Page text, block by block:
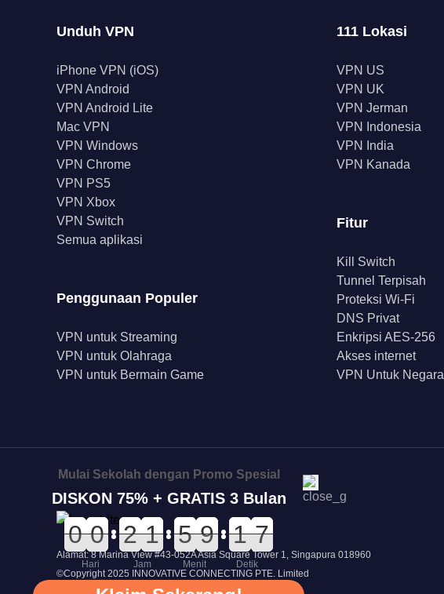
Unduh VPN
iPhone VPN (iOS)
VPN Android
VPN Android Lite
Mac VPN
VPN Windows
VPN Chrome
VPN PS5
VPN Xbox
VPN Switch
Semua aplikasi
Penggunaan Populer
VPN untuk Streaming
VPN untuk Olahraga
VPN untuk Bermain Game
111 Lokasi
VPN US
VPN UK
VPN Jerman
VPN Indonesia
VPN India
VPN Kanada
Fitur
Kill Switch
Tunnel Terpisah
Proteksi Wi-Fi
DNS Privat
Enkripsi AES-256
Akses internet
VPN Untuk Negara
Alamat: 8 Marina View #43-052A Asia Square Tower 1, Singapura 018960
©Copyright 2025 INNOVATIVE CONNECTING PTE. Limited
Mulai Sekolah dengan Promo Spesial
DISKON 75% + GRATIS 3 Bulan
0
0
0
0 0
0
0
0 0
0
2
2 0
0
1
1 0
0
5
5 0
0
9
9 2
2
1
1 7
7
6
Hari Jam Menit Detik